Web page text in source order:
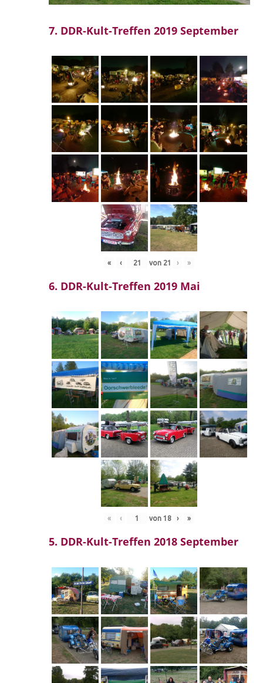
7. DDR-Kult-Treffen 2019 September
« ‹ von 21 › »
6. DDR-Kult-Treffen 2019 Mai
« ‹ von 18 › »
5. DDR-Kult-Treffen 2018 September